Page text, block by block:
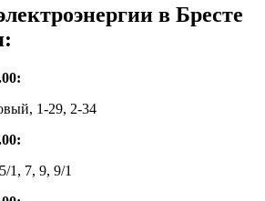
в Бресте
1-29, 2-34
1, 7, 9, 9/1